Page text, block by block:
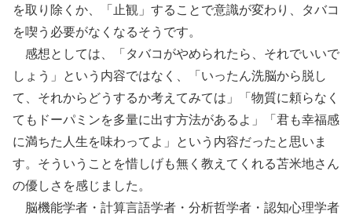
を取り除くか、「止観」することで意識が変わり、タバコ
を喫う必要がなくなるそうです。
感想としては、「タバコがやめられたら、それでいいで
しょう」という内容ではなく、「いったん洗脳から脱し
て、それからどうするか考えてみては」「物質に頼らなく
てもドーパミンを多量に出す方法があるよ」「君も幸福感
に満ちた人生を味わってよ」という内容だったと思いま
す。そういうことを惜しげも無く教えてくれる苫米地さん
の優しさを感じました。
脳機能学者・計算言語学者・分析哲学者・認知心理学者